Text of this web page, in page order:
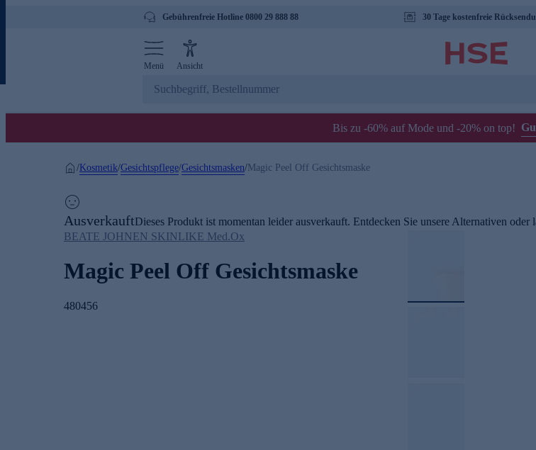
Gebührenfreie Hotline 0800 29 888 88 30 Tage kostenfreie
Menü Ansicht
Bis zu -60% auf Mode und -20% on top!
/Kosmetik/Gesichtspflege/Gesichtsmasken/Magic Peel Off Gesichtsmaske
AusverkauftDieses Produkt ist momentan leider ausverkauft. Entdecken Sie unsere Alternativen
BEATE JOHNEN SKINLIKE Med.Ox
Magic Peel Off Gesichtsmaske
480456